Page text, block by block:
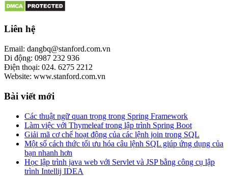
Liên hệ
Email: dangbq@stanford.com.vn
Di động: 0987 232 936
Điện thoại: 024. 6275 2212
Website: www.stanford.com.vn
Bài viết mới
Các thuật ngữ quan trọng trong Spring Framework
Làm việc với Thymeleaf trong lập trình Spring Boot
Giải mã cơ chế hoạt động của các lệnh join trong SQL
Một số cách thức tối ưu hóa câu lệnh SQL giúp ứng dụng của
bạn nhanh hơn
Học lập trình java web với Servlet và JSP bằng công cụ lập
trình Intellij IDEA